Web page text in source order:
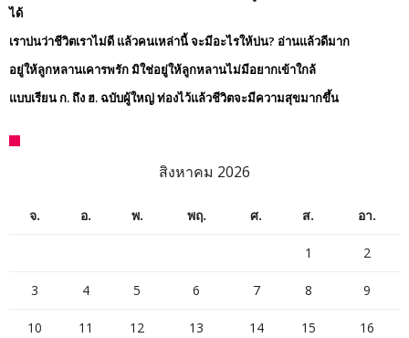
ได้
เราบ่นว่าชีวิตเราไม่ดี แล้วคนเหล่านี้ จะมีอะไรให้บ่น? อ่านแล้วดีมาก
อยู่ให้ลูกหลานเคารพรัก มิใช่อยู่ให้ลูกหลานไม่มีอยากเข้าใกล้
แบบเรียน ก. ถึง ฮ. ฉบับผู้ใหญ่ ท่องไว้แล้วชีวิตจะมีความสุขมากขึ้น
สิงหาคม 2026
จ. อ. พ. พฤ. ศ. ส. อา.
1 2
3 4 5 6 7 8 9
10 11 12 13 14 15 16